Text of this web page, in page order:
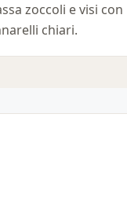
zoccoli e visi con
chiari.